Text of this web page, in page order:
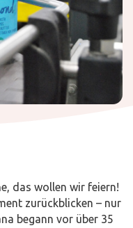
das wollen wir feiern!
zurückblicken – nur
begann vor über 35